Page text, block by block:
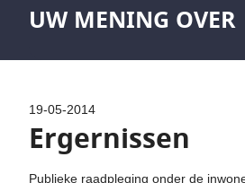
UW MENING OVER
19-05-2014
Ergernissen
Publieke raadpleging onder de